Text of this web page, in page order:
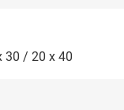
30 / 20 x 40